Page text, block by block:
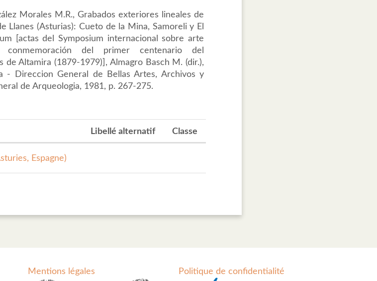
Morales M.R., Grabados exteriores lineales de
Llanes (Asturias): Cueto de la Mina, Samoreli y El
[actas del Symposium internacional sobre arte
conmemoración del primer centenario del
de Altamira (1879-1979)], Almagro Basch M. (dir.),
- Direccion General de Bellas Artes, Archivos y
de Arqueologia, 1981, p. 267-275.
Libellé alternatif Classe
Espagne)
Mentions légales Politique de confidentialité